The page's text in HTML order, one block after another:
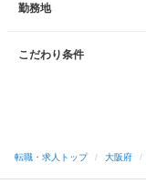
勤務地
こだわり条件
転職・求人トップ / 大阪府 /